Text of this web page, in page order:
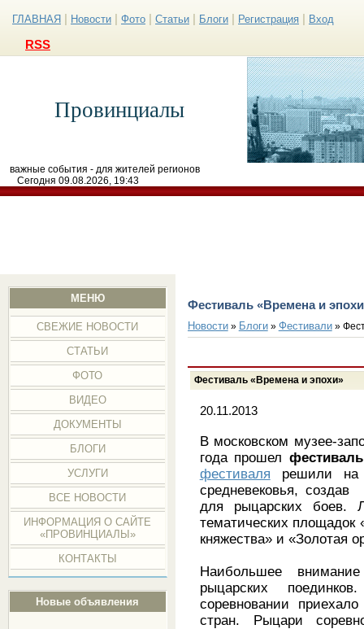
ГЛАВНАЯ Новости Фото Статьи Блоги Регистрация Вход
RSS
Провинциалы
важные события - для жителей регионов
Сегодня 09.08.2026, 19:43
МЕНЮ
СВЕЖИЕ НОВОСТИ
СТАТЬИ
ФОТО
ВИДЕО
ДОКУМЕНТЫ
БЛОГИ
УСЛУГИ
ВСЕ НОВОСТИ
ИНФОРМАЦИЯ О САЙТЕ
«ПРОВИНЦИАЛЫ»
КОНТАКТЫ
Новые объявления
Фестиваль «Времена и
Новости» Блоги» Фестивали»
Фестиваль «Времена и эпохи»
20.11.2013
В московском музее-
года прошел
фестиваля решили на
средневековья,
для рыцарских боев.
тематических площадок
княжества» и «Золотая
Наибольшее
рыцарских
соревновании
стран. Рыцари